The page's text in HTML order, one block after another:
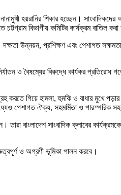
হয়রানির শিকার হচ্ছেন। সাংবাদিকদের
বিভাগীয় কমিটির কার্যক্রম বাতিল
দক্ষতা উন্নয়ন, প্রশিক্ষণ এবং পেশাগত
ও বৈষম্যের বিরুদ্ধে কার্যকর প্রতিরোধ
করতে গিয়ে হামলা, হুমকি ও বাধার মুখে
পেশাগত ঐক্য, সহমর্মিতা ও পারস্পরিক
বাংলাদেশ সাংবাদিক ক্লাবের
ও অগ্রণী ভূমিকা পালন করবে।